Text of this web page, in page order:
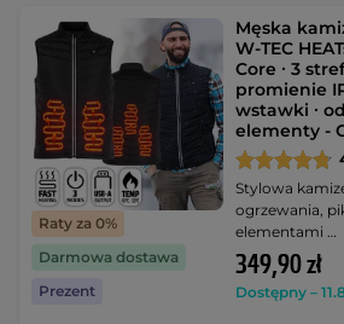
Raty za 0%
Darmowa dostawa
Prezent
Męska
W-TEC
Core ∙ 3
promienie
wstawki ∙
elementy -
Stylowa
ogrzewania,
elementami …
349,90 zł
Dostępny –